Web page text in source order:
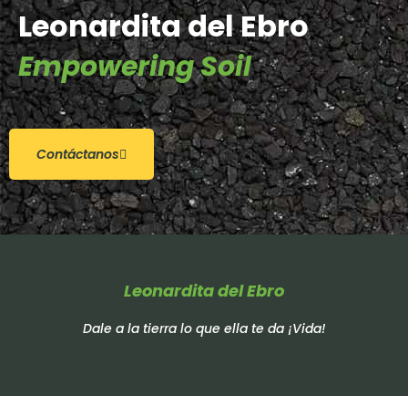
Leonardita del Ebro
Empowering Soil
Contáctanos
Leonardita del Ebro
Dale a la tierra lo que ella te da ¡Vida!